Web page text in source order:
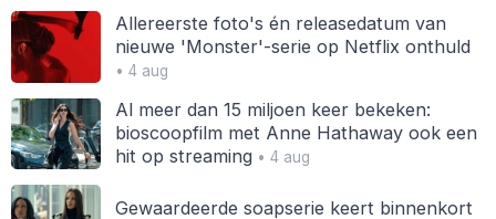
Allereerste foto's én releasedatum van
nieuwe 'Monster'-serie op Netflix onthuld
• 4 aug
Al meer dan 15 miljoen keer bekeken:
bioscoopfilm met Anne Hathaway ook een
hit op streaming• 4 aug
Gewaardeerde soapserie keert binnenkort